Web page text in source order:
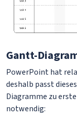
Gantt-
PowerPoint hat
deshalb passt
Diagramme zu
notwendig: